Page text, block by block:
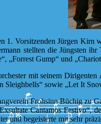
1. Vorsitzenden Jürgen Kirn
stellten die Jüngsten
„Forrest Gump“ und
mit seinem
Sleighbells“ sowie „Let It
Frohsinn Büchig zu
Cantamos Festivo“,
und begeisterte mit sehr